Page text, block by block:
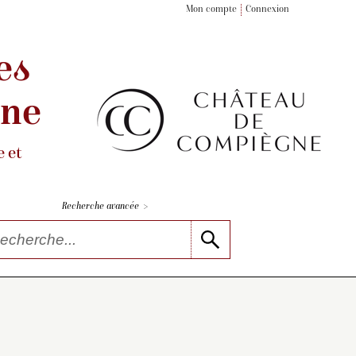
Mon compte Connexion
et
Recherche avancée >